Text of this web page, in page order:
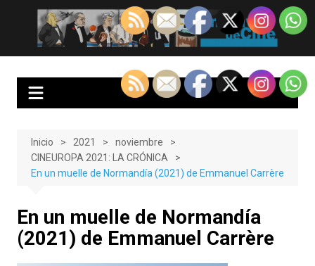
contenido
EnClave de Cine
Crítica cinematográfica y audiovisual. Punto de encuentro para los
Inicio 2021
noviembre
CINEUROPA 2021: LA CRÓNICA
En un muelle de Normandía (2021) de Emmanuel Carrère
En un muelle de Normandía
(2021) de Emmanuel Carrère